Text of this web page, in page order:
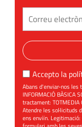
Accepto la
Abans d'enviar-nos les
INFORMACIÓ BÀSICA
tractament:
Atendre les sol·licituds
ens enviïn.